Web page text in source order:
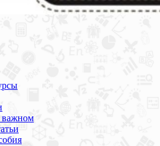
МЦКО, СтатГрад, КДР, ВОШ,
важном